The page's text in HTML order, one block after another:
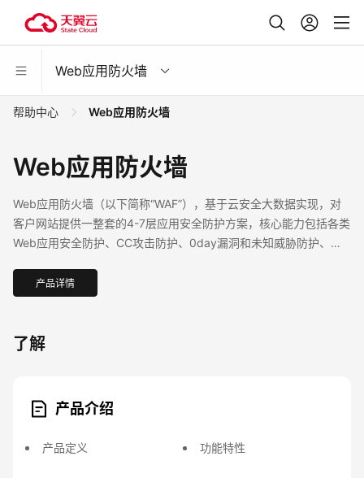
Web应用防火墙
帮助中心 Web应用防火墙
Web应用防火墙
Web应用防火墙（以下简称“WAF”），基于云安全大数据实现，对
客户网站提供一整套的4-7层应用安全防护方案，核心能力包括各类
Web应用安全防护、CC攻击防护、0day漏洞和未知威胁防护、
改、被挂马、漏洞攻击，恶意扫描等黑客行为，充分保障用户网站
安全。
产品详情
了解
产品介绍
产品定义 功能特性